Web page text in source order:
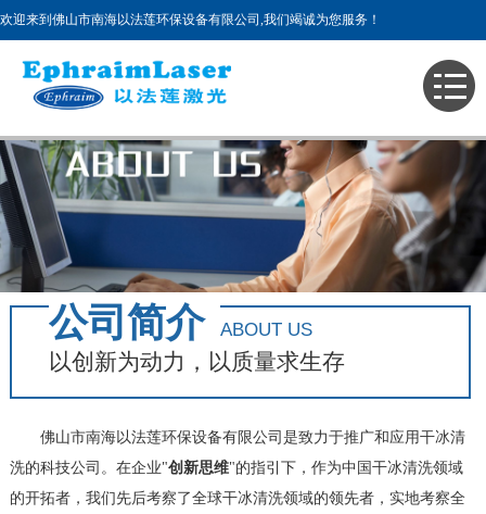
欢迎来到佛山市南海以法莲环保设备有限公司,我们竭诚为您服务！
主页 >关于我们
企业文化
公司简介 ABOUT US
以创新为动力，以质量求生存
佛山市南海以法莲环保设备有限公司是致力于推广和应用干冰清
洗的科技公司。在企业"创新思维"的指引下，作为中国干冰清洗领域
的开拓者，我们先后考察了全球干冰清洗领域的领先者，实地考察全